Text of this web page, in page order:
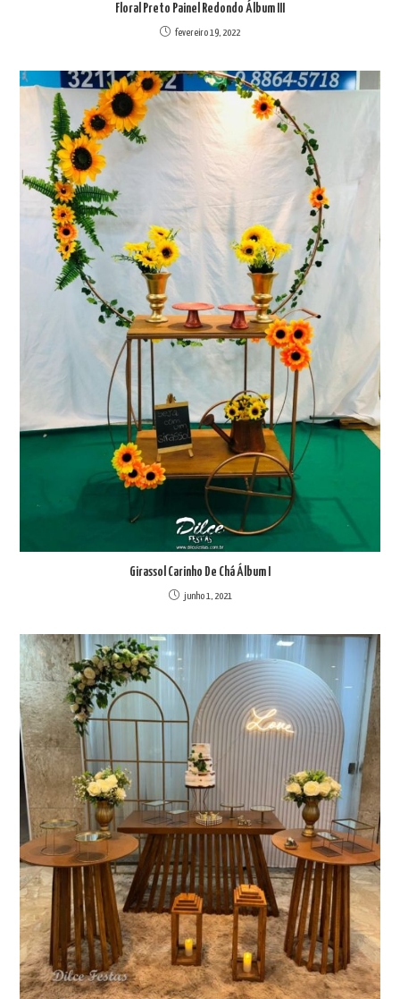
Floral Preto Painel Redondo Álbum III
fevereiro 19, 2022
Girassol Carinho De Chá Álbum I
junho 1, 2021